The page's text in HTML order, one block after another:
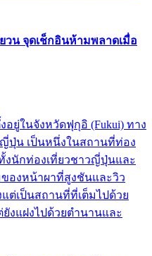
วน จุดเช็กอินห้ามพลาดเมื่อ
อยู่ในจังหวัดฟุกุอิ (Fukui) ทาง
ปุ่น เป็นหนึ่งในสถานที่ท่อง
งนักท่องเที่ยวชาวญี่ปุ่นและ
องหน้าผาที่สูงชันและวิว
ต่เป็นสถานที่ที่เต็มไปด้วย
งแฝงไปด้วยตำนานและ